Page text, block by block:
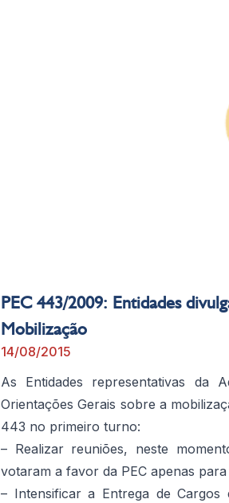
PEC 443/2009: Entidades
Mobilização
14/08/2015
As Entidades representativas da
Orientações Gerais sobre a
443 no primeiro turno:
– Realizar reuniões, neste
votaram a favor da PEC apenas
– Intensificar a Entrega de